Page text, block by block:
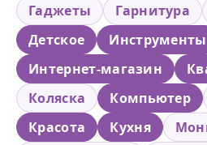
Гаджеты
Гарнитура
Детское
Инструменты
Интернет-магазин
Коляска
Компьютер
Красота
Кухня